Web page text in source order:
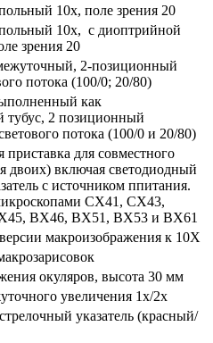
10х, поле зрения 20
10х, c диоптрийной
зрения 20
2-позиционный
потока (100/0; 20/80)
как
тубус, 2 позиционный
потока (100/0 и 20/80)
приставка для совместного
двоих) включая светодиодный
с источником ппитания.
CX41, CX43,
BX46, BX51, BX53 и BX61
макроизображения к 10Х
окуляров, высота 30 мм
увеличения 1х/2х
указатель (красный/